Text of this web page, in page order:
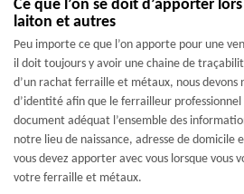
Ce que l’on se doit d’apporter
laiton et autres
Peu importe ce que l’on apporte pour une
il doit toujours y avoir une chaine de
d’un rachat ferraille et métaux, nous
d’identité afin que le ferrailleur professionnel
document adéquat l’ensemble des
notre lieu de naissance, adresse de domicile
vous devez apporter avec vous lorsque vous
votre ferraille et métaux.